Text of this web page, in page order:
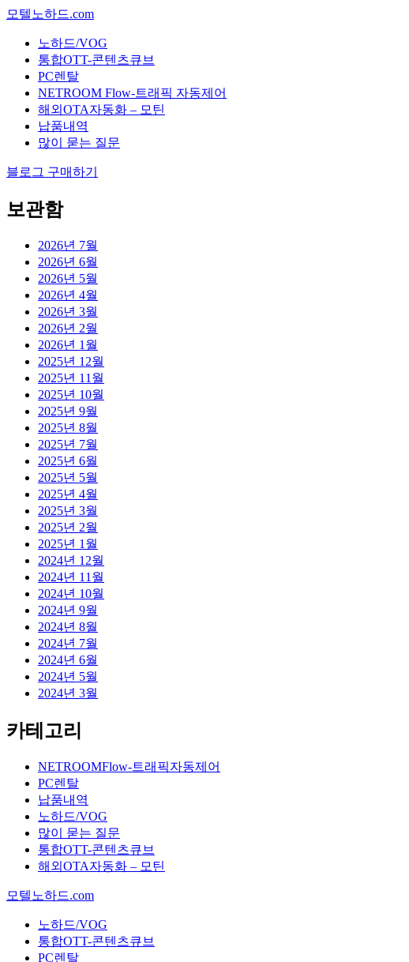
모텔노하드.com
노하드/VOG
통합OTT-콘텐츠큐브
PC렌탈
NETROOM Flow-트래픽 자동제어
해외OTA자동화 – 모틴
납품내역
많이 묻는 질문
블로그 구매하기
보관함
2026년 7월
2026년 6월
2026년 5월
2026년 4월
2026년 3월
2026년 2월
2026년 1월
2025년 12월
2025년 11월
2025년 10월
2025년 9월
2025년 8월
2025년 7월
2025년 6월
2025년 5월
2025년 4월
2025년 3월
2025년 2월
2025년 1월
2024년 12월
2024년 11월
2024년 10월
2024년 9월
2024년 8월
2024년 7월
2024년 6월
2024년 5월
2024년 3월
카테고리
NETROOMFlow-트래픽자동제어
PC렌탈
납품내역
노하드/VOG
많이 묻는 질문
통합OTT-콘텐츠큐브
해외OTA자동화 – 모틴
모텔노하드.com
노하드/VOG
통합OTT-콘텐츠큐브
PC렌탈